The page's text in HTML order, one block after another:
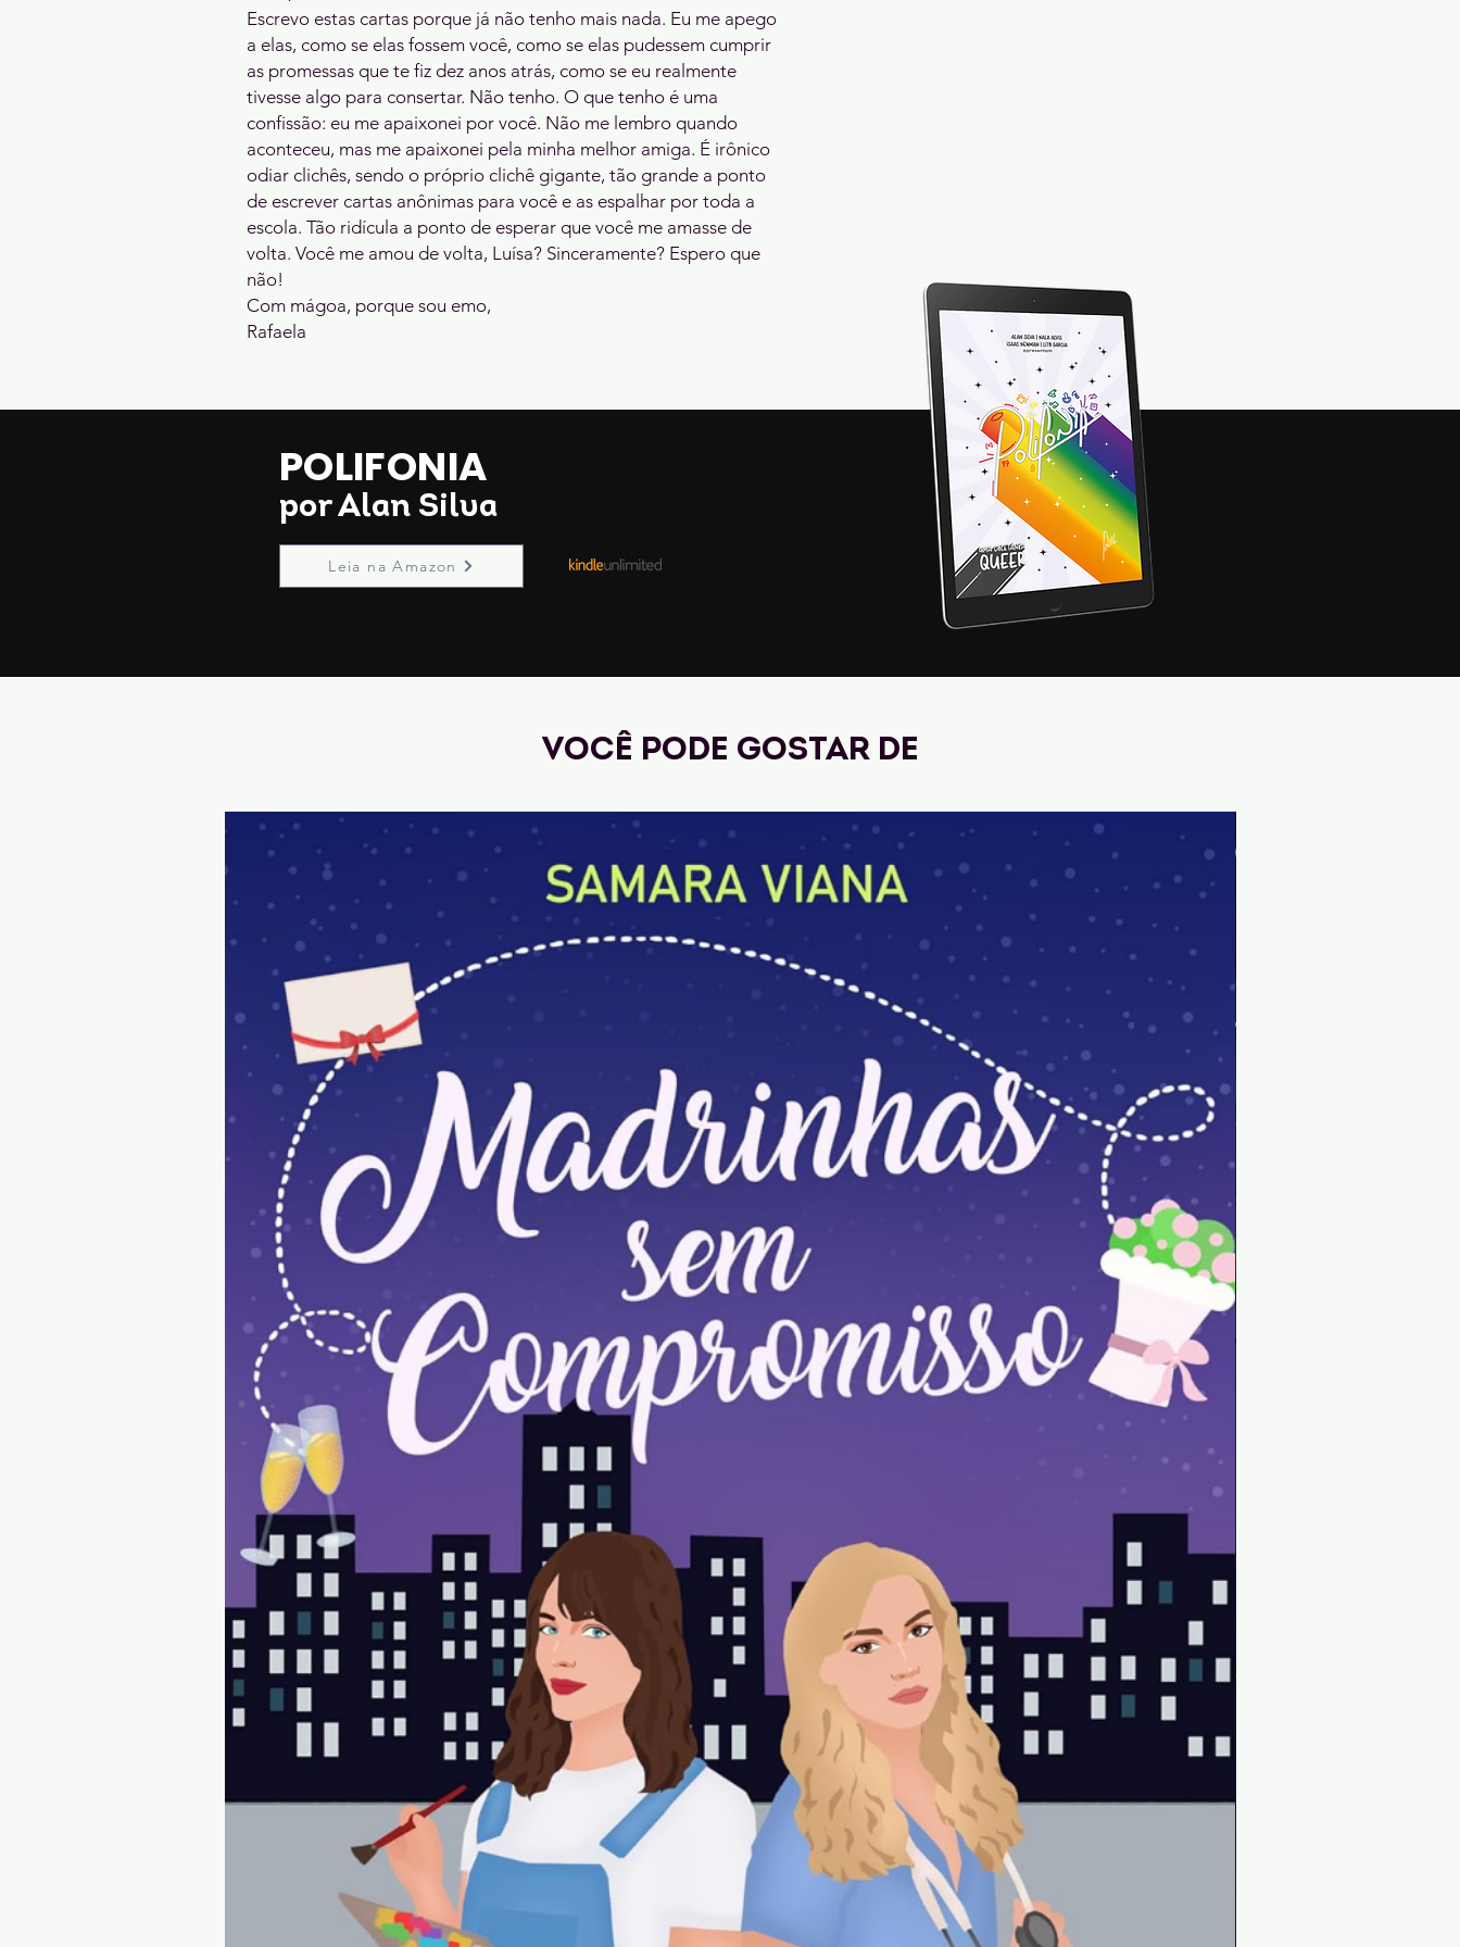
Escrevo estas cartas porque já não tenho mais nada. Eu me apego
a elas, como se elas fossem você, como se elas pudessem cumprir
as promessas que te fiz dez anos atrás, como se eu realmente
tivesse algo para consertar. Não tenho. O que tenho é uma
confissão: eu me apaixonei por você. Não me lembro quando
aconteceu, mas me apaixonei pela minha melhor amiga. É irônico
odiar clichês, sendo o próprio clichê gigante, tão grande a ponto
de escrever cartas anônimas para você e as espalhar por toda a
escola. Tão ridícula a ponto de esperar que você me amasse de
volta. Você me amou de volta, Luísa? Sinceramente? Espero que
não!
Com mágoa, porque sou emo,
Rafaela
Leia na Amazon
POLIFONIA
por Alan Silva
Você pode gostar de